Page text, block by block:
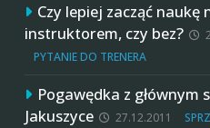
Czy lepiej zacząć naukę
instruktorem, czy bez?
PYTANIE DO TRENERA
Pogawędka z głównym
Jakuszyce
27.12.2011